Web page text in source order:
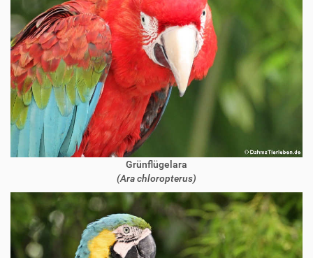
Grünflügelara
(Ara chloropterus)